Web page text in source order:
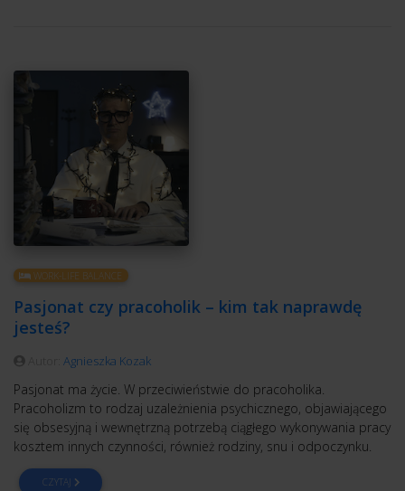
WORK-LIFE BALANCE
Pasjonat czy pracoholik – kim tak naprawdę
jesteś?
Agnieszka Kozak
Pasjonat ma życie. W przeciwieństwie do pracoholika.
Pracoholizm to rodzaj uzależnienia psychicznego, objawiającego
się obsesyjną i wewnętrzną potrzebą ciągłego wykonywania pracy
kosztem innych czynności, również rodziny, snu i odpoczynku.
CZYTAJ